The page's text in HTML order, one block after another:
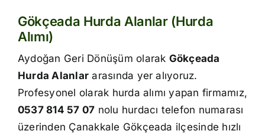
Hakkımızda
İletişim
Gökçeada Hurda Alanlar (Hurda
Alımı)
Aydoğan Geri Dönüşüm olarak Gökçeada
Hurda Alanlar arasında yer alıyoruz.
Profesyonel olarak hurda alımı yapan firmamız,
0537 814 57 07 nolu hurdacı telefon numarası
üzerinden Çanakkale Gökçeada ilçesinde hızlı